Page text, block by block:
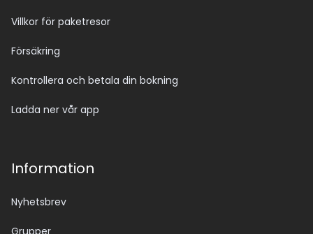
Villkor för paketresor
Försäkring
Kontrollera och betala din bokning
Ladda ner vår app
Information
Nyhetsbrev
Grupper